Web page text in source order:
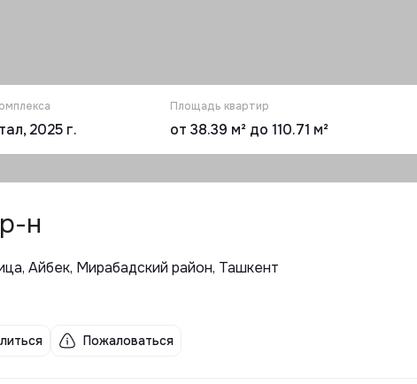
2025 г.
Площадь квартир
от 38.39 м² до 110.71 м²
н
Айбек, Мирабадский район, Ташкент
Пожаловаться